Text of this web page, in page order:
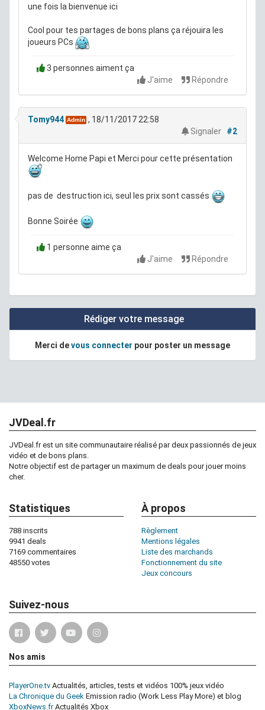
une fois la bienvenue ici
Cool pour tes partages de bons plans ça réjouira les
joueurs PCs
3 personnes aiment ça
J'aime
Répondre
Tomy944 Admin , 18/11/2017 22:58
Signaler
#2
Welcome Home Papi et Merci pour cette présentation
pas de destruction ici, seul les prix sont cassés
Bonne Soirée
1 personne aime ça
J'aime
Répondre
Rédiger votre message
Merci devous connecter pour poster un message
JVDeal.fr
JVDeal.fr est un site communautaire réalisé par deux passionnés de jeux
vidéo et de bons plans.
Notre objectif est de partager un maximum de deals pour jouer moins
cher.
Statistiques
788 inscrits
9941 deals
7169 commentaires
48550 votes
À propos
Règlement
Mentions légales
Liste des marchands
Fonctionnement du site
Jeux concours
Suivez-nous
Nos amis
PlayerOne.tv Actualités, articles, tests et vidéos 100% jeux vidéo
La Chronique du Geek Emission radio (Work Less Play More) et blog
XboxNews.frActualités Xbox